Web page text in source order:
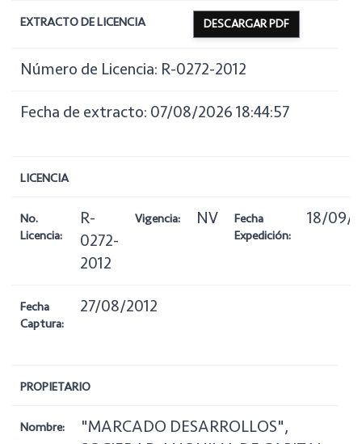
EXTRACTO DE LICENCIA DESCARGAR PDF
Número de Licencia: R-0272-2012
Fecha de extracto: 07/08/2026 18:44:57
LICENCIA
No.
Licencia:
R-
0272-
2012
Vigencia: NV
Fecha
Expedición:
18/09/
Fecha
Captura:
27/08/2012
PROPIETARIO
Nombre:
"MARCADO DESARROLLOS",